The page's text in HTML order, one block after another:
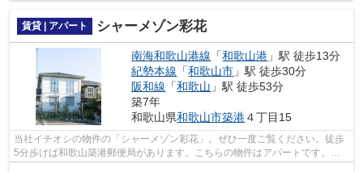
賃貸 | アパート シャーメゾン彩花
南海和歌山港線 「和歌山港 」駅 徒歩13分
紀勢本線 「和歌山市 」駅 徒歩30分
阪和線 「和歌山 」駅 徒歩53分
築7年
和歌山県和歌山市築港４丁目15
当社イチオシの物件の「シャーメゾン彩花」。ぜひ一度ご覧ください。徒歩
5分歩けば和歌山築港郵便局があります。こちらの物件はアパートです。こ